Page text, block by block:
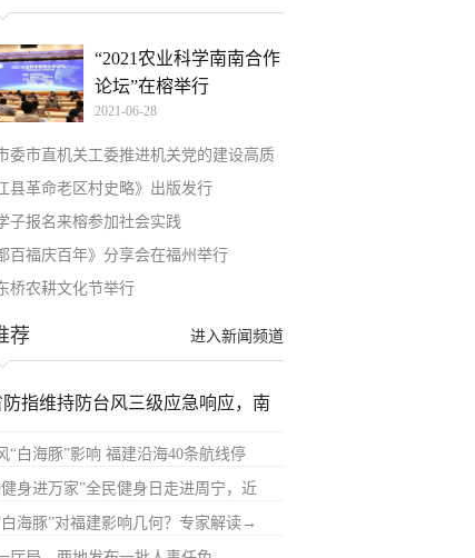
“2021农业科学南南合作
论坛”在榕举行
2021-06-28
委市直机关工委推进机关党的建设高质
县革命老区村史略》出版发行
子报名来榕参加社会实践
百福庆百年》分享会在福州举行
桥农耕文化节举行
进入新闻频道
荐
指维持防台风三级应急响应，南
“白海豚”影响 福建沿海40条航线停
健身进万家”全民健身日走进周宁，近
白海豚”对福建影响几何？专家解读→